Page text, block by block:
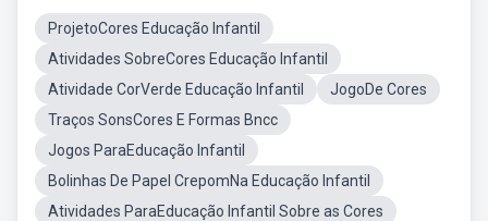
ProjetoCores Educação Infantil
Atividades SobreCores Educação Infantil
Atividade CorVerde Educação Infantil
JogoDe Cores
Traços SonsCores E Formas Bncc
Jogos ParaEducação Infantil
Bolinhas De Papel CrepomNa Educação Infantil
Atividades ParaEducação Infantil Sobre as Cores